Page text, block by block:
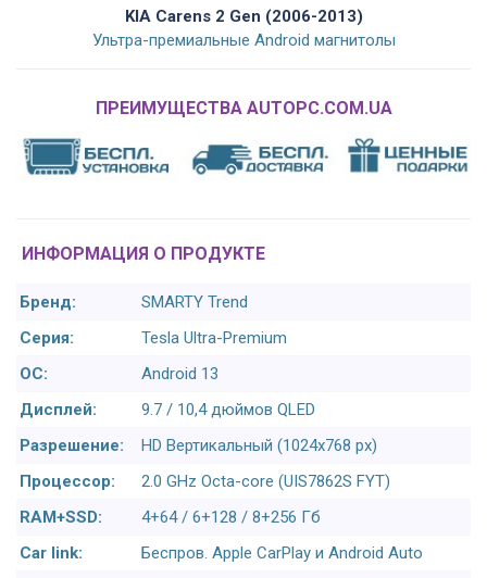
KIA Carens 2 Gen (2006-2013)
Ультра-премиальные Android магнитолы
ПРЕИМУЩЕСТВА AUTOPC.COM.UA
ИНФОРМАЦИЯ О ПРОДУКТЕ
Бренд:
SMARTY Trend
Серия:
Tesla Ultra-Premium
ОС:
Android 13
Дисплей:
9.7 / 10,4 дюймов QLED
Разрешение:
HD Вертикальный (1024x768 px)
Процессор:
2.0 GHz Octa-core (UIS7862S FYT)
RAM+SSD:
4+64 / 6+128 / 8+256 Гб
Car link:
Беспров. Apple CarPlay и Android Auto